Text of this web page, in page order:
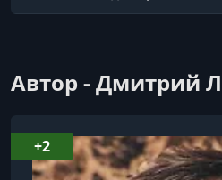
Автор - Дмитрий
+2